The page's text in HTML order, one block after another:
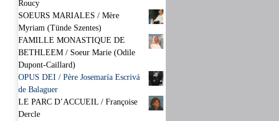
Roucy
SOEURS MARIALES / Mère
Myriam (Tünde Szentes)
FAMILLE MONASTIQUE DE
BETHLEEM / Soeur Marie (Odile
Dupont-Caillard)
OPUS DEI / Père Josemaría Escrivá
de Balaguer
LE PARC D’ACCUEIL / Françoise
Dercle